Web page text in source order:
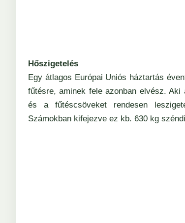
Hőszigetelés
Egy átlagos Európai Uniós háztartás
fűtésre, aminek fele azonban elvész.
és a fűtéscsöveket rendesen
Számokban kifejezve ez kb. 630 kg